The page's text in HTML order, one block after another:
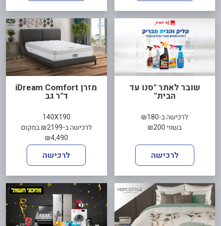
שובר לאתר "סנו עד
הבית"
לרכישה ב-₪180
בשווי ₪200
לרכישה
מזרן iDream Comfort
ד"ר גב
140X190
לרכישה ב-₪2199 במקום
₪4,490
לרכישה